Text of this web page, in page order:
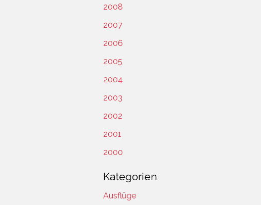
2008
2007
2006
2005
2004
2003
2002
2001
2000
Kategorien
Ausflüge